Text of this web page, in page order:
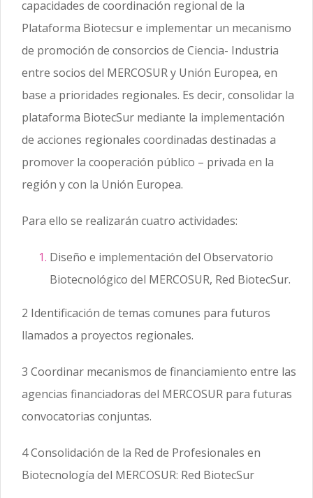
capacidades de coordinación regional de la
Plataforma Biotecsur e implementar un mecanismo
de promoción de consorcios de Ciencia- Industria
entre socios del MERCOSUR y Unión Europea, en
base a prioridades regionales. Es decir, consolidar la
plataforma BiotecSur mediante la implementación
de acciones regionales coordinadas destinadas a
promover la cooperación público – privada en la
región y con la Unión Europea.
Para ello se realizarán cuatro actividades:
Diseño e implementación del Observatorio
Biotecnológico del MERCOSUR, Red BiotecSur.
2 Identificación de temas comunes para futuros
llamados a proyectos regionales.
3 Coordinar mecanismos de financiamiento entre las
agencias financiadoras del MERCOSUR para futuras
convocatorias conjuntas.
4 Consolidación de la Red de Profesionales en
Biotecnología del MERCOSUR: Red BiotecSur